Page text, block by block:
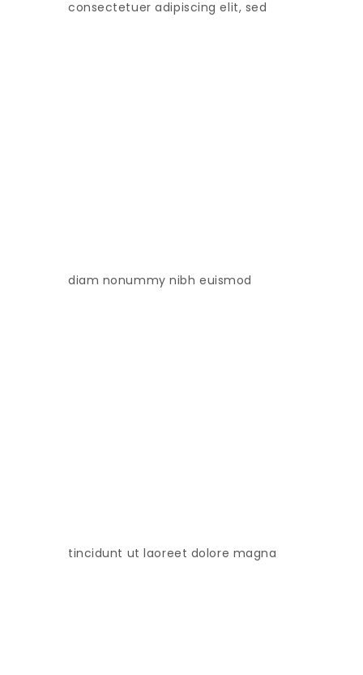
consectetuer adipiscing elit, sed
diam nonummy nibh euismod
tincidunt ut laoreet dolore magna